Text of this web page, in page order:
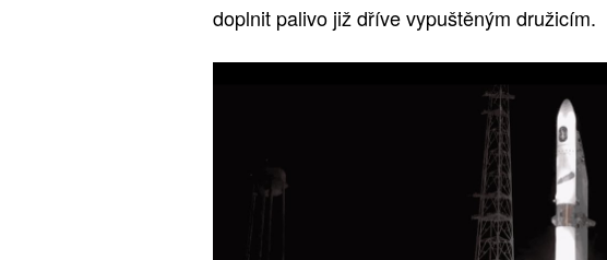
doplnit palivo již dříve vypuštěným družicím.